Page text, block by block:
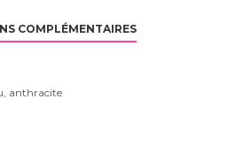
COMPLÉMENTAIRES
, anthracite